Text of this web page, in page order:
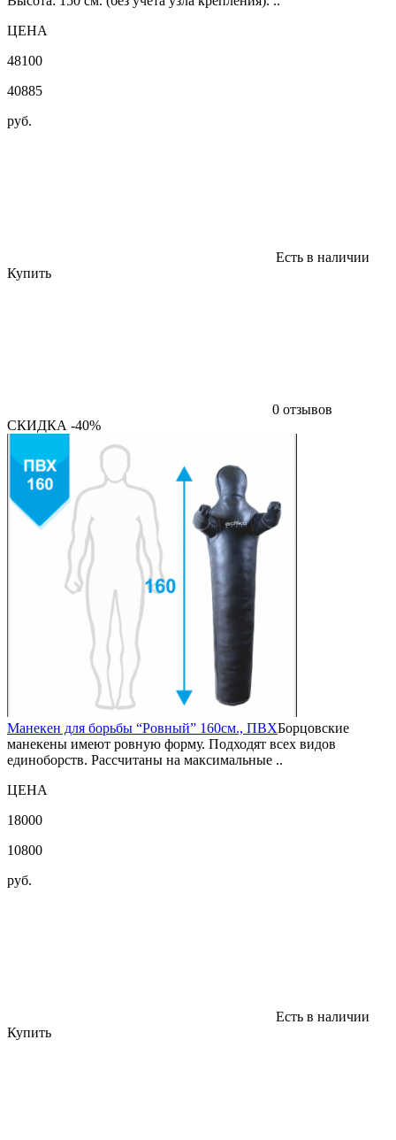
ЦЕНА
48100
40885
руб.
Есть в наличии
Купить
0 отзывов
СКИДКА -40%
Манекен для борьбы “Ровный” 160см., ПВХБорцовские
манекены имеют ровную форму. Подходят всех видов
единоборств. Рассчитаны на максимальные ..
ЦЕНА
18000
10800
руб.
Есть в наличии
Купить